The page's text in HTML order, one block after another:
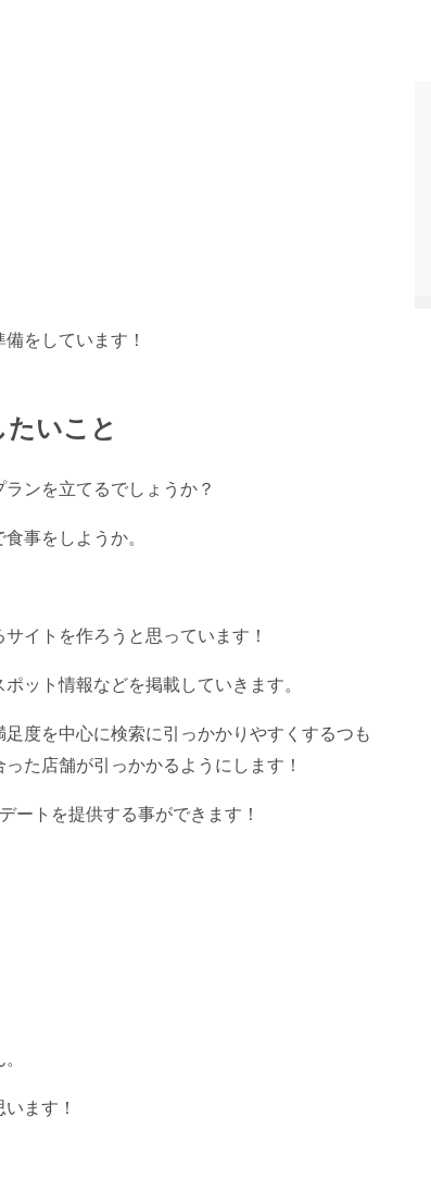
をしています！
いこと
ンを立てるでしょうか？
事をしようか。
イトを作ろうと思っています！
ット情報などを掲載していきます。
度を中心に検索に引っかかりやすくするつも
た店舗が引っかかるようにします！
ートを提供する事ができます！
ます！